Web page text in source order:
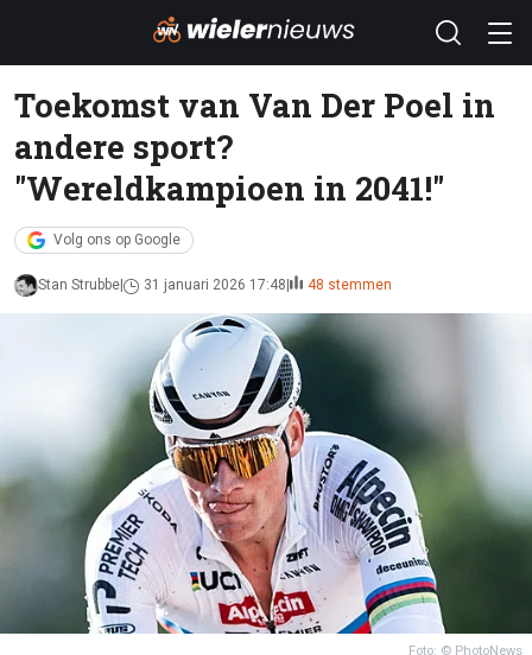
Toekomst van Van Der Poel in
andere sport?
"Wereldkampioen in 2041!"
Volg ons op Google
Stan Strubbe 31 januari 2026 17:48 48 stemmen
Foto: © PhotoNews